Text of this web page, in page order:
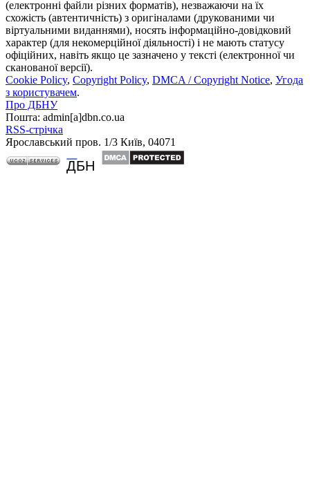
(електронні файли різних форматів), незважаючи на їх
схожість (автентичність) з оригіналами (друкованими чи
віртуальними виданнями), носять інформаційно-довідковий
характер (для некомерційної діяльності) і не мають статусу
офіційних, навіть якщо це зазначено у тексті (електронної чи
сканованої версії).
Cookie Policy, Copyright Policy, DMCA / Copyright Notice, Угода
з користувачем.
Про ДБНУ
Пошта: admin[а]dbn.co.ua
RSS-стрічка
Ярославський пров. 1/3 Київ, 04071